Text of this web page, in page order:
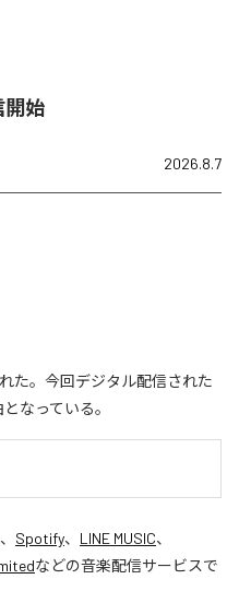
開始
2026.8.7
た。今回デジタル配信された
なっている。
、 Spotify、 LINE MUSIC、
などの音楽配信サービスで